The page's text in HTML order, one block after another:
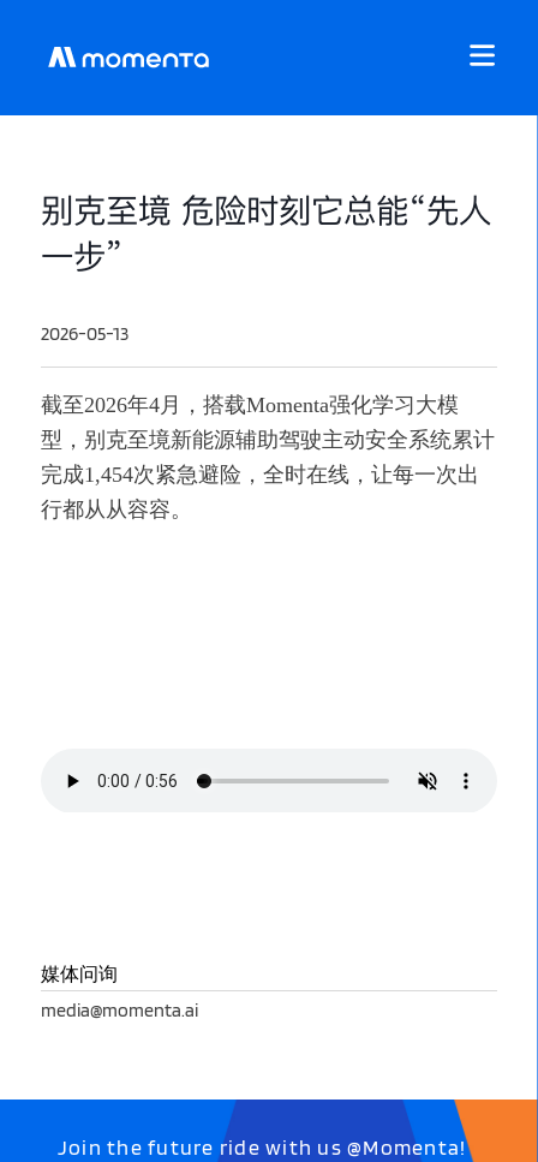
别克至境 危险时刻它总能“先人
一步”
2026-05-13
截至2026年4月，搭载Momenta强化学习大模
型，别克至境新能源辅助驾驶主动安全系统累计
完成1,454次紧急避险，全时在线，让每一次出
行都从从容容。
媒体问询
media@momenta.ai
Join the future ride with us @Momenta!